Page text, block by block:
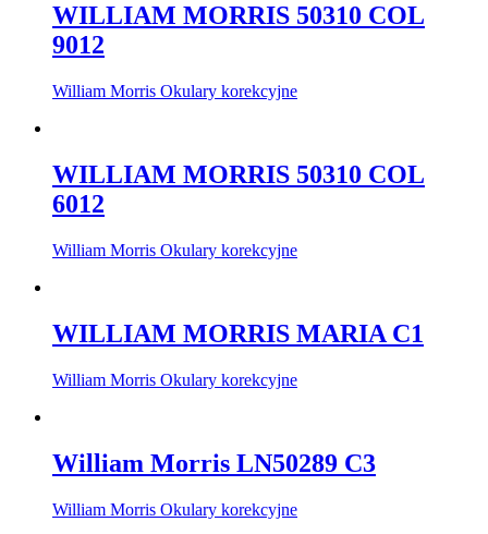
WILLIAM MORRIS 50310 COL
9012
William Morris Okulary korekcyjne
WILLIAM MORRIS 50310 COL
6012
William Morris Okulary korekcyjne
WILLIAM MORRIS MARIA C1
William Morris Okulary korekcyjne
William Morris LN50289 C3
William Morris Okulary korekcyjne